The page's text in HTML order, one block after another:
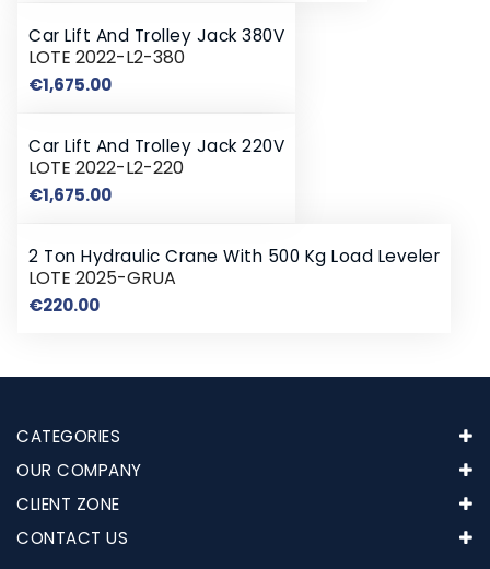
Car Lift And Trolley Jack 380V
LOTE 2022-L2-380
€1,675.00Price
Car Lift And Trolley Jack 220V
LOTE 2022-L2-220
€1,675.00Price
2 Ton Hydraulic Crane With 500 Kg Load Leveler
LOTE 2025-GRUA
€220.00Price
CATEGORIES
OUR COMPANY
CLIENT ZONE
CONTACT US